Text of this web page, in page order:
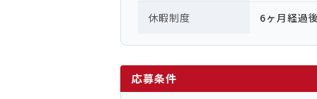
休暇制度 6ヶ月経過
応募条件